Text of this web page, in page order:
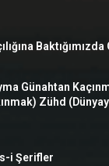
Günahtan
Zühd
i Şerifler